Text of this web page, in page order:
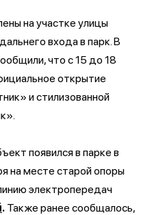
на участке улицы
входа в парк. В
что с 15 до 18
открытие
и стилизованной
появился в парке в
на месте старой опоры
электропередач
. Также ранее сообщалось,